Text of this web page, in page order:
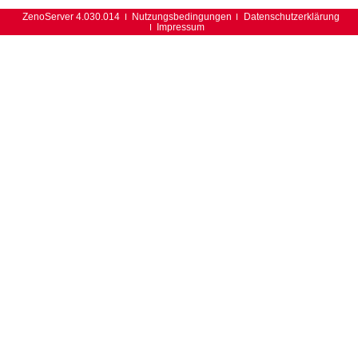
ZenoServer 4.030.014 Nutzungsbedingungen
Datenschutzerklärung
Impressum